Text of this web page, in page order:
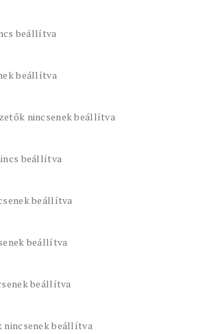
beállítva
beállítva
nincsenek beállítva
beállítva
beállítva
beállítva
beállítva
nincsenek beállítva